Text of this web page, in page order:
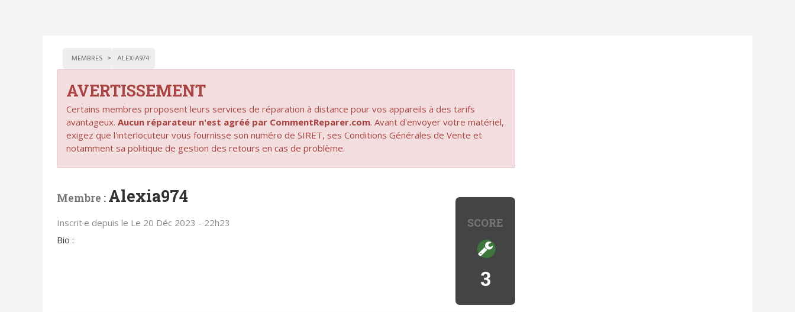
MEMBRES ALEXIA974
AVERTISSEMENT
Certains membres proposent leurs services de réparation à distance pour vos appareils à des tarifs
avantageux. Aucun réparateur n'est agréé par CommentReparer.com. Avant d'envoyer votre matériel,
exigez que l'interlocuteur vous fournisse son numéro de SIRET, ses Conditions Générales de Vente et
notamment sa politique de gestion des retours en cas de problème.
SCORE
3
Membre : Alexia974
Inscrit·e depuis le Le 20 Déc 2023 - 22h23
Bio :